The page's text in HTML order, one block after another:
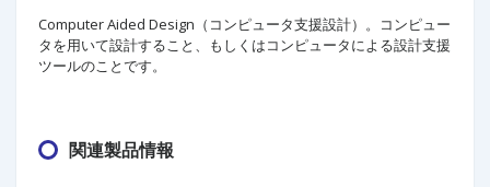
Computer Aided Design（コンピュータ支援設計）。コンピュー
タを用いて設計すること、もしくはコンピュータによる設計支援
ツールのことです。
関連製品情報